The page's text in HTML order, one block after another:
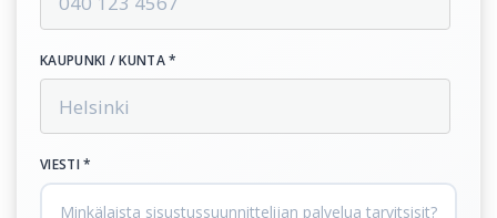
KAUPUNKI / KUNTA *
VIESTI *